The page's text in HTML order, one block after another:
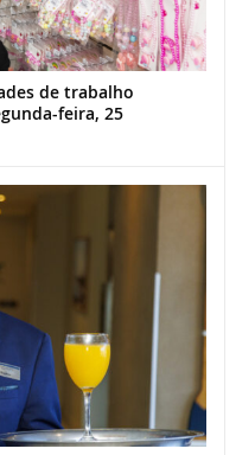
de trabalho
feira, 25